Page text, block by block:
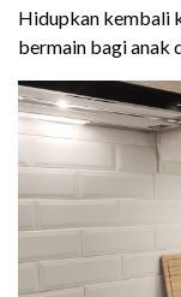
Hidupkan kembali
bermain bagi anak